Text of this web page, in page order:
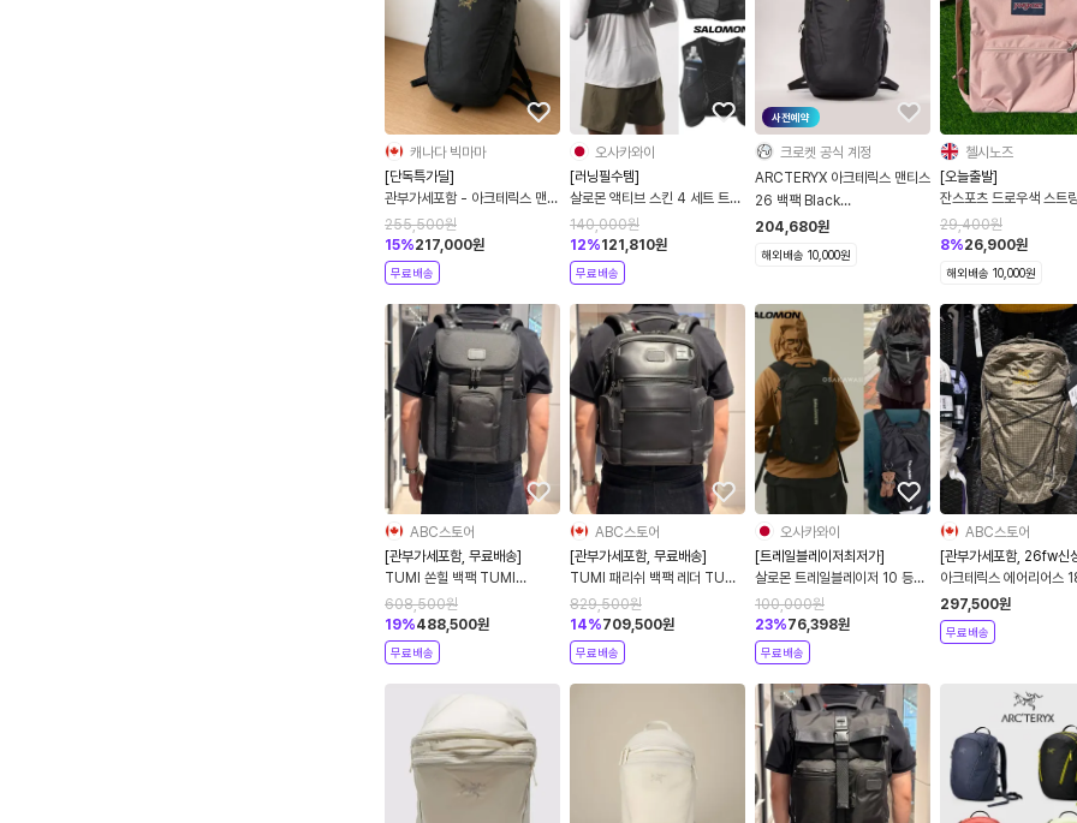
캐나다 빅마마
[단독특가딜]
관부가세포함 - 아크테릭스 맨티
스 26 블랙 백팩 10643
255,500원
15%217,000원
무료배송
오사카와이
[러닝필수템]
살로몬 액티브 스킨 4 세트 트레
일러닝 백팩 조끼 블랙
LC2178200 플라스크포함
140,000원
12%121,810원
무료배송
사전예약
크로켓 공식 계정
ARCTERYX 아크테릭스 맨티스
26 백팩 Black
X000009825
204,680원
해외배송 10,000원
첼시노즈
[오늘출발]
잔스포츠 드로우색 스트
로우스트링백 미니 백팩
스티 로즈 14L
EK0A5BI7N59
29,400원
8%26,900원
해외배송 10,000원
ABC스토어
[관부가세포함, 무료배송]
TUMI 쏜힐 백팩 TUMI
Thornhill Backpack 직장인
가방 회사원
608,500원
19%488,500원
무료배송
ABC스토어
[관부가세포함, 무료배송]
TUMI 패리쉬 백팩 레더 TUMI
Parrish Backpack Leather
회사원가방 직장인 가죽가방
829,500원
14%709,500원
무료배송
오사카와이
[트레일블레이저최저가]
살로몬 트레일블레이저 10 등산
가방 배낭 백팩 남녀공용 블랙
LC2182900
100,000원
23%76,398원
무료배송
ABC스토어
[관부가세포함, 26fw신
아크테릭스 에어리어스
9581
297,500원
무료배송